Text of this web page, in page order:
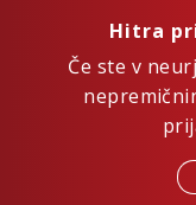
Hitra
Če ste v